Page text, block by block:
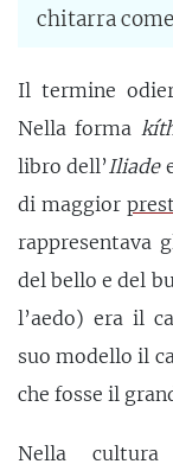
chitarra
Il termine
Nella forma
libro dell’Iliade
di maggior
rappresentava
del bello e del
l’aedo) era il
suo modello il
che fosse il
Nella